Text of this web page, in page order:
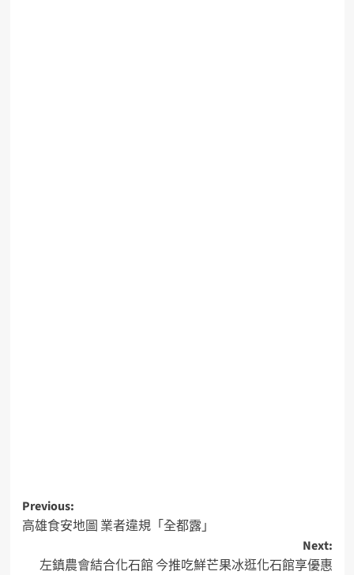
Previous:
高雄食安地圖 業者違規「全都露」
Next:
左鎮農會結合化石館 今推吃鮮芒果冰逛化石館享優惠